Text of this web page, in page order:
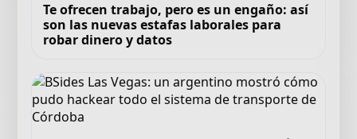
Te ofrecen trabajo, pero es un engaño: así
son las nuevas estafas laborales para
robar dinero y datos